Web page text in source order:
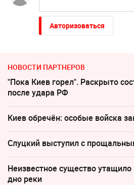
Авторизоваться
НОВОСТИ ПАРТНЕРОВ
"Пока Киев горел". Раскрыто
после удара РФ
Киев обречён: особые войска
Слуцкий выступил с
Неизвестное существо
дно реки